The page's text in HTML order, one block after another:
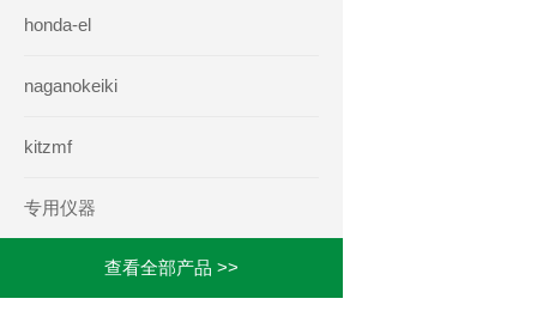
honda-el
naganokeiki
kitzmf
专用仪器
查看全部产品 >>